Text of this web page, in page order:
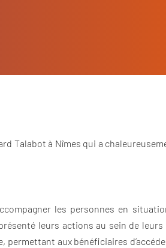
Talabot à Nîmes qui a
les personnes en
leurs actions au sein de
permettant aux bénéficiaires